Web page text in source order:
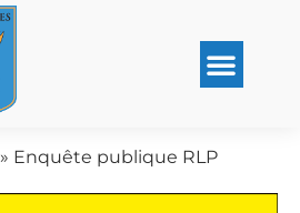
» Enquête publique RLP